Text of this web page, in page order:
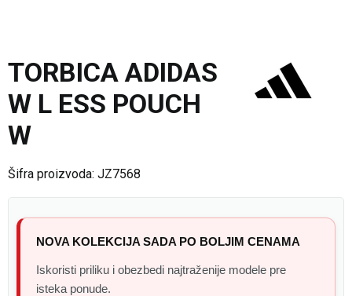
TORBICA ADIDAS
W L ESS POUCH
W
Šifra proizvoda: JZ7568
NOVA KOLEKCIJA SADA PO BOLJIM CENAMA
Iskoristi priliku i obezbedi najtraženije modele pre
isteka ponude.